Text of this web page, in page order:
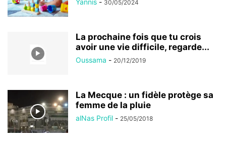
Yannis - 30/05/2024
La prochaine fois que tu crois
avoir une vie difficile, regarde...
Oussama - 20/12/2019
La Mecque : un fidèle protège sa
femme de la pluie
alNas Profil - 25/05/2018